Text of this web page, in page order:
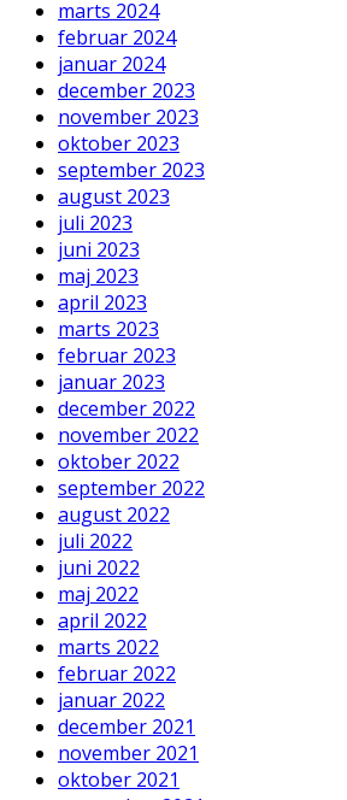
marts 2024
februar 2024
januar 2024
december 2023
november 2023
oktober 2023
september 2023
august 2023
juli 2023
juni 2023
maj 2023
april 2023
marts 2023
februar 2023
januar 2023
december 2022
november 2022
oktober 2022
september 2022
august 2022
juli 2022
juni 2022
maj 2022
april 2022
marts 2022
februar 2022
januar 2022
december 2021
november 2021
oktober 2021